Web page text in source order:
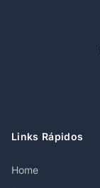
Links Rápidos
Home